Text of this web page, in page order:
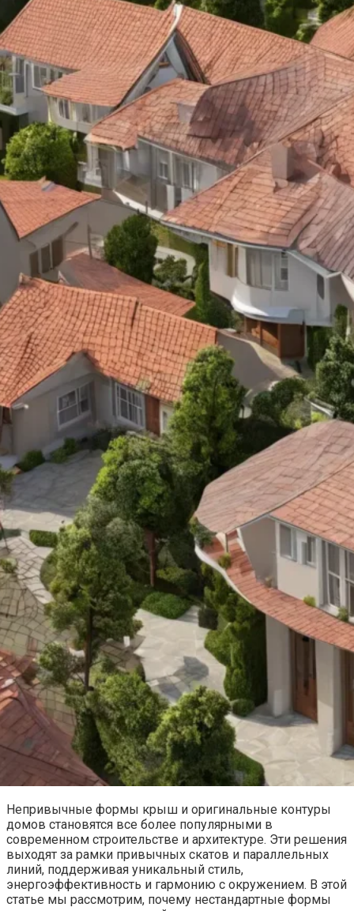
Непривычные формы крыш и оригинальные контуры
домов становятся все более популярными в
современном строительстве и архитектуре. Эти решения
выходят за рамки привычных скатов и параллельных
линий, поддерживая уникальный стиль,
энергоэффективность и гармонию с окружением. В этой
статье мы рассмотрим, почему нестандартные формы